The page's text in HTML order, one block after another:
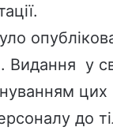
. Видання у
до